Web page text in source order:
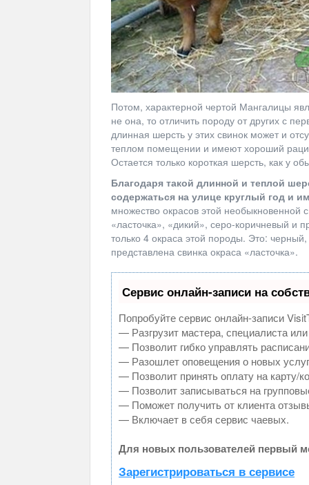
Потом, характерной чертой Мангалицы
не она, то отличить породу от других с
длинная шерсть у этих свинок может и
теплом помещении и имеют хороший
Остается только короткая шерсть, как у
Благодаря такой длинной и теплой
содержаться на улице круглый год и
множество окрасов этой
«ласточка», «дикий», серо-коричневый и
только 4 окраса этой породы. Это:
представлена свинка окраса «ласточка».
Сервис онлайн-записи на
Попробуйте сервис онлайн-записи
— Разгрузит мастера, специалиста
— Позволит гибко управлять
— Разошлет оповещения о новых
— Позволит принять оплату на карту/
— Позволит записываться на
— Поможет получить от клиента
— Включает в себя сервис чаевых.
Для новых пользователей первый
Зарегистрироваться в сервисе